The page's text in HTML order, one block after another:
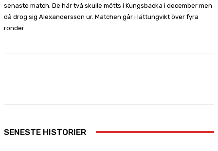
senaste match. De här två skulle mötts i Kungsbacka i december men
då drog sig Alexandersson ur. Matchen går i lättungvikt över fyra
ronder.
SENESTE HISTORIER